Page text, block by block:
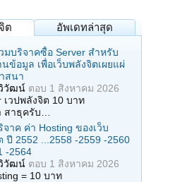
ต อัพเดทล่าสุด
มบริจาคซื้อ Server สำหรับ
นข้อมูล เพื่อเว็บพลังจิตเผยแผ่
สนา
วัฒน์ ตอบ 1 สิงหาคม 2026
วปพลังจิต 10 บาท
สาธุครับ…
จาค ค่า Hosting ของเว็บ
ปี 2552 ...2558 -2559 -2560
-2564
วัฒน์ ตอบ 1 สิงหาคม 2026
= 10 บาท